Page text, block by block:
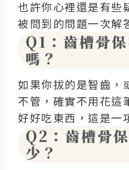
也許你心裡還是有些
被問到的問題一次解
Q1：齒槽骨
嗎？
如果你拔的是智齒，
不管，確實不用花這
好好吃東西，這是一
Q2：齒槽骨
少？